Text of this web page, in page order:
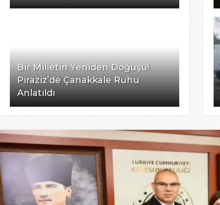
Bir Milletin Yeniden Doğuşu!
Piraziz’de Çanakkale Ruhu
Anlatıldı